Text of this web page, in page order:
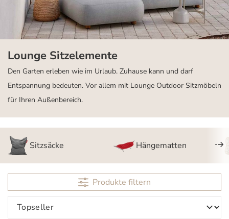
Lounge Sitzelemente
Den Garten erleben wie im Urlaub. Zuhause kann und darf
Entspannung bedeuten. Vor allem mit Lounge Outdoor Sitzmöbeln
für Ihren Außenbereich.
Sitzsäcke Hängematten
Produkte filtern